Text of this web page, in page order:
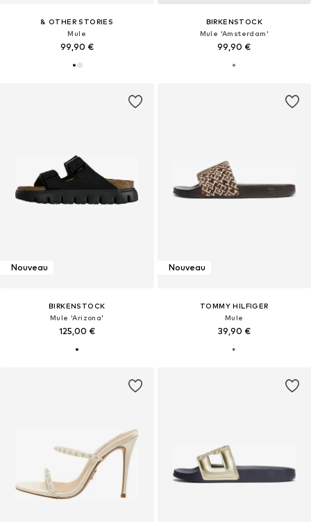
& OTHER STORIES
Mule
99,90 €
BIRKENSTOCK
Mule 'Amsterdam'
99,90 €
Nouveau
BIRKENSTOCK
Mule 'Arizona'
125,00 €
Nouveau
TOMMY HILFIGER
Mule
39,90 €